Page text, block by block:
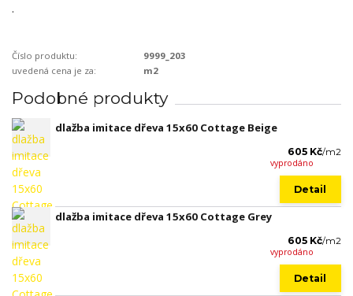
.
Číslo produktu:
9999_203
uvedená cena je za:
m2
Podobné produkty
dlažba imitace dřeva 15x60 Cottage Beige
605 Kč/m2
vyprodáno
Detail
dlažba imitace dřeva 15x60 Cottage Grey
605 Kč/m2
vyprodáno
Detail